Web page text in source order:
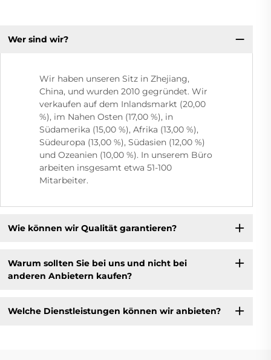
Wer sind wir?
Wir haben unseren Sitz in Zhejiang,
China, und wurden 2010 gegründet. Wir
verkaufen auf dem Inlandsmarkt (20,00
%), im Nahen Osten (17,00 %), in
Südamerika (15,00 %), Afrika (13,00 %),
Südeuropa (13,00 %), Südasien (12,00 %)
und Ozeanien (10,00 %). In unserem Büro
arbeiten insgesamt etwa 51-100
Mitarbeiter.
Wie können wir Qualität garantieren?
Warum sollten Sie bei uns und nicht bei
anderen Anbietern kaufen?
Welche Dienstleistungen können wir anbieten?